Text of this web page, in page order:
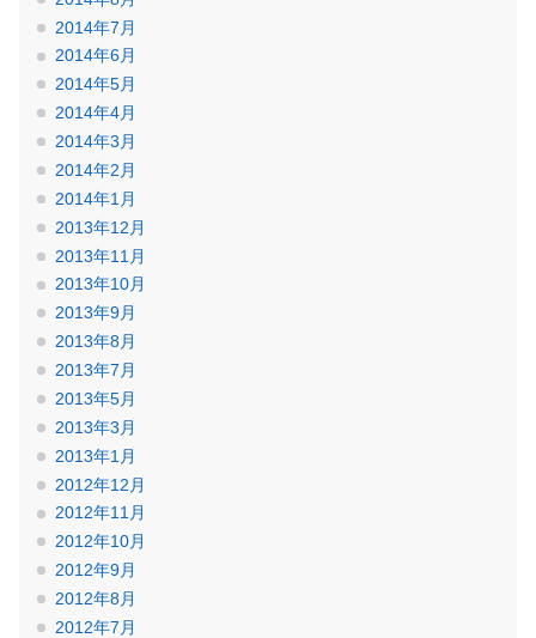
2014年7月
2014年6月
2014年5月
2014年4月
2014年3月
2014年2月
2014年1月
2013年12月
2013年11月
2013年10月
2013年9月
2013年8月
2013年7月
2013年5月
2013年3月
2013年1月
2012年12月
2012年11月
2012年10月
2012年9月
2012年8月
2012年7月